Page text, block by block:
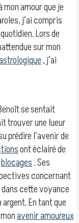
mon amour que je
j’ai compris
Lors de
sur mon
, j’ai
se sentait
trouver une lueur
prédire l’avenir de
ont éclairé de
blocages. Ses
concernant
cette voyance
En tant que
avenir amoureux